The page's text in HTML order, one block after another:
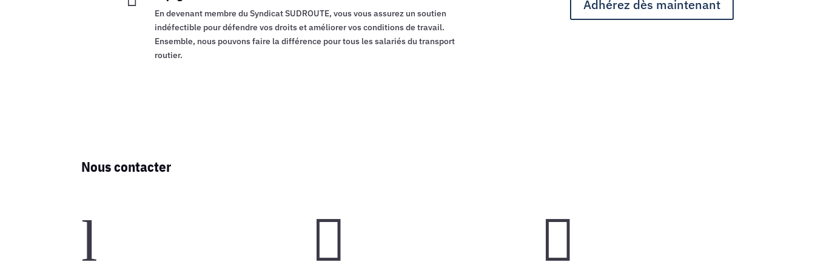
En devenant membre du Syndicat SUDROUTE, vous vous assurez un soutien
indéfectible pour défendre vos droits et améliorer vos conditions de travail.
Ensemble, nous pouvons faire la différence pour tous les salariés du transport
routier.
Adhérez dès maintenant
Nous contacter
l  